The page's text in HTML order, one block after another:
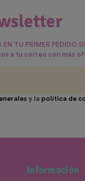
TU PRIMER PEDIDO
a tu correo con más
y la política de
Información